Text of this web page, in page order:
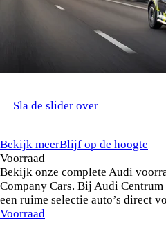
Bekijk meerBlijf op de hoogte
Sla de slider over
Voorraad
Bekijk onze complete Audi
Company Cars. Bij Audi
een ruime selectie auto’s direct
Voorraad